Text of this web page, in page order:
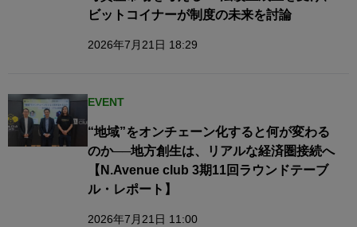
ビットコイナーが制度の未来を討論
2026年7月21日 18:29
EVENT
“地域”をオンチェーン化すると何が変わる
のか──地方創生は、リアルな経済圏接続へ​
【N.Avenue club 3期11回ラウンドテーブ
ル・レポート】
2026年7月21日 11:00